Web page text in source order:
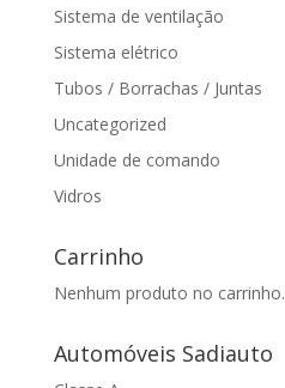
Sistema de ventilação
Sistema elétrico
Tubos / Borrachas / Juntas
Uncategorized
Unidade de comando
Vidros
Carrinho
Nenhum produto no carrinho.
Automóveis Sadiauto